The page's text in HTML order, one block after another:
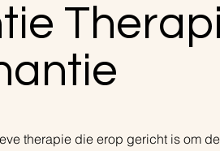
therapie die erop gericht is om